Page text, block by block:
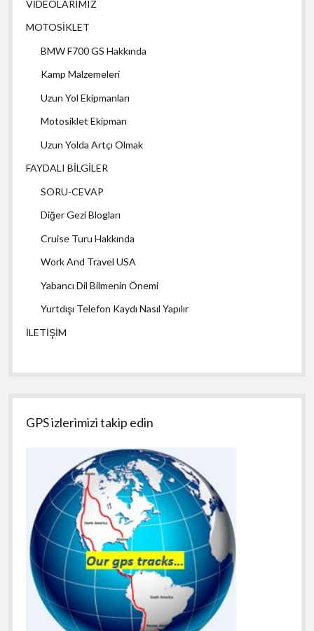
VİDEOLARIMIZ
MOTOSİKLET
BMW F700 GS Hakkında
Kamp Malzemeleri
Uzun Yol Ekipmanları
Motosiklet Ekipman
Uzun Yolda Artçı Olmak
FAYDALI BİLGİLER
SORU-CEVAP
Diğer Gezi Blogları
Cruise Turu Hakkında
Work And Travel USA
Yabancı Dil Bilmenin Önemi
Yurtdışı Telefon Kaydı Nasıl Yapılır
İLETİŞİM
GPS izlerimizi takip edin